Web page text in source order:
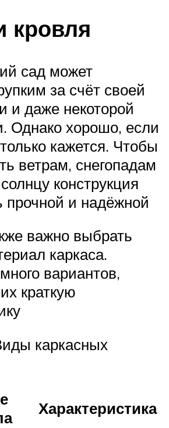
кровля
сад может
за счёт своей
и даже некоторой
Однако хорошо, если
кажется. Чтобы
ветрам, снегопадам
конструкция
и надёжной
важно выбрать
каркаса.
вариантов,
краткую
каркасных
Характеристика